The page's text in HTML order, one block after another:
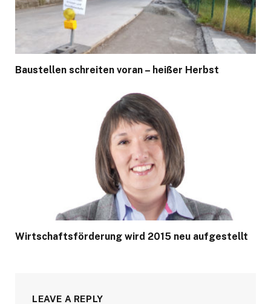
Baustellen schreiten voran – heißer Herbst
Wirtschaftsförderung wird 2015 neu aufgestellt
LEAVE A REPLY